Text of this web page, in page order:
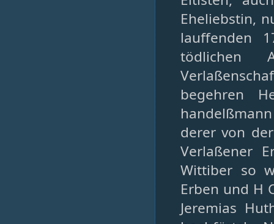
Eheliebstin,
lauffenden
tödlichen
begehren
derer von
Verlaßener
Wittiber so
Erben und H
Jeremias